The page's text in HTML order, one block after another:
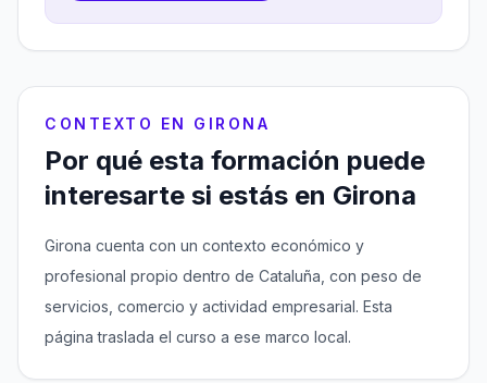
CONTEXTO EN GIRONA
Por qué esta formación puede
interesarte si estás en Girona
Girona cuenta con un contexto económico y
profesional propio dentro de Cataluña, con peso de
servicios, comercio y actividad empresarial. Esta
página traslada el curso a ese marco local.